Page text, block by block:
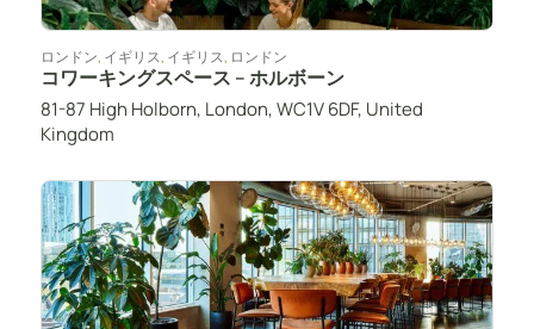
ロンドン, イギリス, イギリス, ロンドン
コワーキングスペース – ホルボーン
81-87 High Holborn, London, WC1V 6DF, United
Kingdom